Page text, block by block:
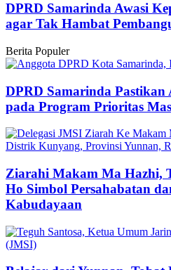
DPRD Samarinda Awasi
agar Tak Hambat
Berita Populer
DPRD Samarinda Pastikan
pada Program Prioritas
Ziarahi Makam Ma Hazhi,
Ho Simbol Persahabatan
Kabudayaan